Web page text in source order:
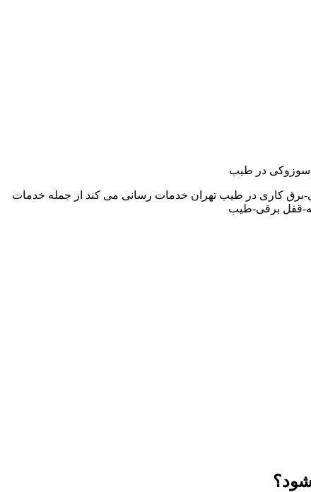
در طیب
برق کاری در طیب تهران خدمات رسانی می کند از جمله خدمات
قفل برقی-طیب